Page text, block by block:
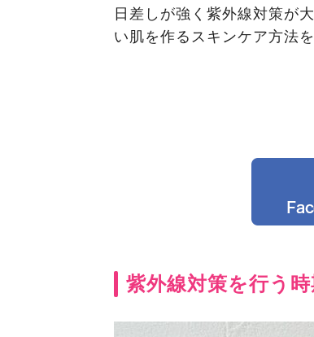
日差しが強く紫外線対策が
い肌を作るスキンケア方法を
紫外線対策を行う時